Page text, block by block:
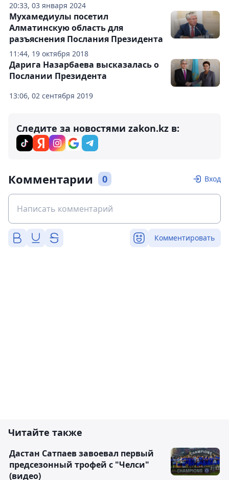
20:33, 03 января 2024
11:44, 19 октября 2018
Мухамедиулы посетил
Алматинскую область для
разъяснения Послания Президента
13:06, 02 сентября 2019
Дарига Назарбаева высказалась о
Послании Президента
Следите за новостями zakon.kz в:
Комментарии 0 Вход
Комментировать
Читайте также
Дастан Сатпаев завоевал первый
предсезонный трофей с "Челси"
(видео)